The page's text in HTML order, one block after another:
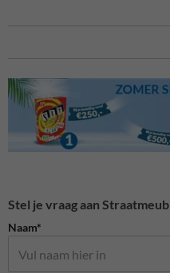
Stel je vraag aan
Naam*